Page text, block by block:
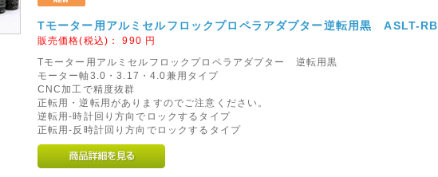
Tモーター用アルミセルフロックプロペラアダプター逆転用黒 ASLT-RB
販売価格(税込)：990 円
Tモーター用アルミセルフロックプロペラアダプター 逆転用黒
モーター軸3.0・3.17・4.0兼用タイプ
CNC加工で精度抜群
正転用・逆転用がありますのでご注意ください。
逆転用-時計回り方向でロックするタイプ
正転用-反時計回り方向でロックするタイプ